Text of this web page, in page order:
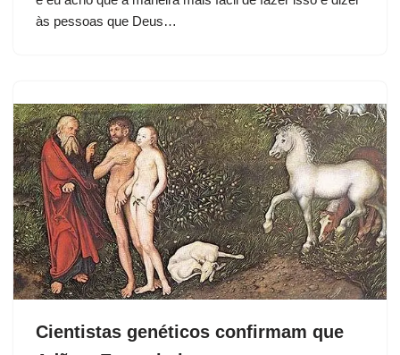
às pessoas que Deus…
Cientistas genéticos confirmam que